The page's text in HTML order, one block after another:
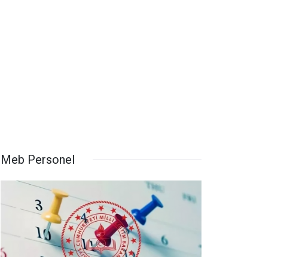
Meb Personel